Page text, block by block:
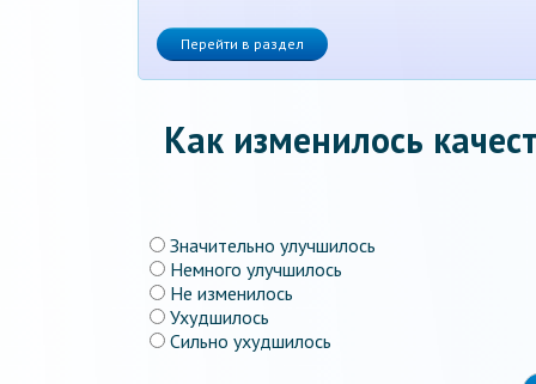
Перейти в раздел
Как изменилось
Значительно улучшилось
Немного улучшилось
Не изменилось
Ухудшилось
Сильно ухудшилось